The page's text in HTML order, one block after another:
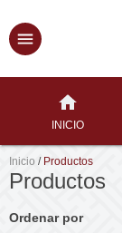
INICIO
Inicio / Productos
Productos
Ordenar por